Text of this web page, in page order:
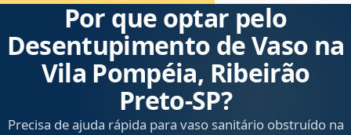
Por que optar pelo
Desentupimento de Vaso na
Vila Pompéia, Ribeirão
Preto‑SP?
Precisa de ajuda rápida para vaso sanitário obstruído na